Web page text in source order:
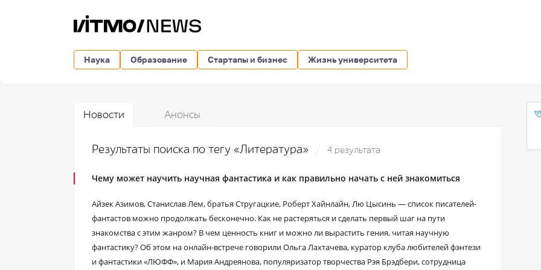
Наука Образование Стартапы и бизнес Жизнь университета
Новости Анонсы
Результаты поиска по тегу «Литература» 4 результата
Чему может научить научная фантастика и как правильно начать с ней знакомиться
Айзек Азимов, Станислав Лем, братья Стругацкие, Роберт Хайнлайн, Лю Цысинь ― список писателей-
фантастов можно продолжать бесконечно. Как не растеряться и сделать первый шаг на пути
знакомства с этим жанром? В чем ценность книг и можно ли вырастить гения, читая научную
фантастику? Об этом на онлайн-встрече говорили Ольга Лахтачева, куратор клуба любителей фэнтези
и фантастики «ЛЮФФ», и Мария Андреянова, популяризатор творчества Рэя Брэдбери, сотрудница